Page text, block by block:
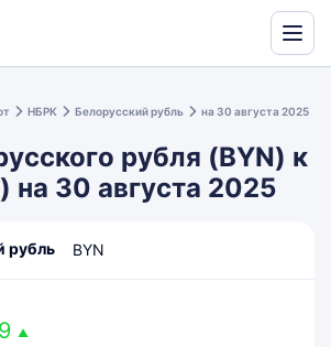
Translate
НБРК Белорусский рубль на 30 августа 2025
рубля (BYN) к
на 30 августа 2025
рубль BYN
▲